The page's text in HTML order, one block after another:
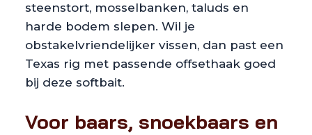
steenstort, mosselbanken, taluds en
harde bodem slepen. Wil je
obstakelvriendelijker vissen, dan past een
Texas rig met passende offsethaak goed
bij deze softbait.
Voor baars, snoekbaars en